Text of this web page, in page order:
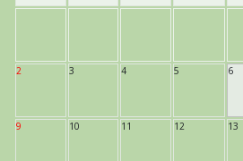
2 3 4 5 6
9 10 11 12 13